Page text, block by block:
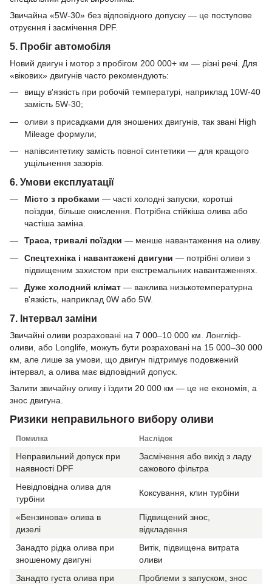
Звичайна «5W-30» без відповідного допуску — це поступове
отруєння і засмічення DPF.
5. Пробіг автомобіля
Новий двигун і мотор з пробігом 200 000+ км — різні речі. Для
«вікових» двигунів часто рекомендують:
вищу в'язкість при робочій температурі, наприклад 10W-40
замість 5W-30;
оливи з присадками для зношених двигунів, так звані High
Mileage формули;
напівсинтетику замість повної синтетики — для кращого
ущільнення зазорів.
6. Умови експлуатації
Місто з пробками — часті холодні запуски, коротші
поїздки, більше окислення. Потрібна стійкіша олива або
частіша заміна.
Траса, тривалі поїздки — менше навантаження на оливу.
Спецтехніка і навантажені двигуни — потрібні оливи з
підвищеним захистом при екстремальних навантаженнях.
Дуже холодний клімат — важлива низькотемпературна
в'язкість, наприклад 0W або 5W.
7. Інтервал заміни
Звичайні оливи розраховані на 7 000–10 000 км. Лонгліф-
оливи, або Longlife, можуть бути розраховані на 15 000–30 000
км, але лише за умови, що двигун підтримує подовжений
інтервал, а олива має відповідний допуск.
Залити звичайну оливу і їздити 20 000 км — це не економія, а
знос двигуна.
Ризики неправильного вибору оливи
Помилка Наслідок
Неправильний допуск при
наявності DPF
Засмічення або вихід з ладу
сажового фільтра
Невідповідна олива для
турбіни
Коксування, клин турбіни
«Бензинова» олива в
дизелі
Підвищений знос,
відкладення
Занадто рідка олива при
зношеному двигуні
Витік, підвищена витрата
оливи
Занадто густа олива при
Проблеми з запуском, знос